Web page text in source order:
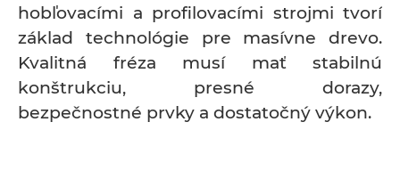
hobľovacími a profilovacími strojmi tvorí
základ technológie pre masívne drevo.
Kvalitná fréza musí mať stabilnú
konštrukciu, presné dorazy,
bezpečnostné prvky a dostatočný výkon.